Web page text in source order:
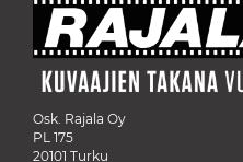
Osk. Rajala Oy
PL 175
20101 Turku